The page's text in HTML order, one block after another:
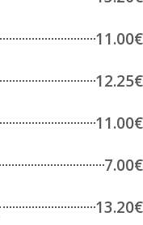
11.00€
12.25€
11.00€
7.00€
13.20€